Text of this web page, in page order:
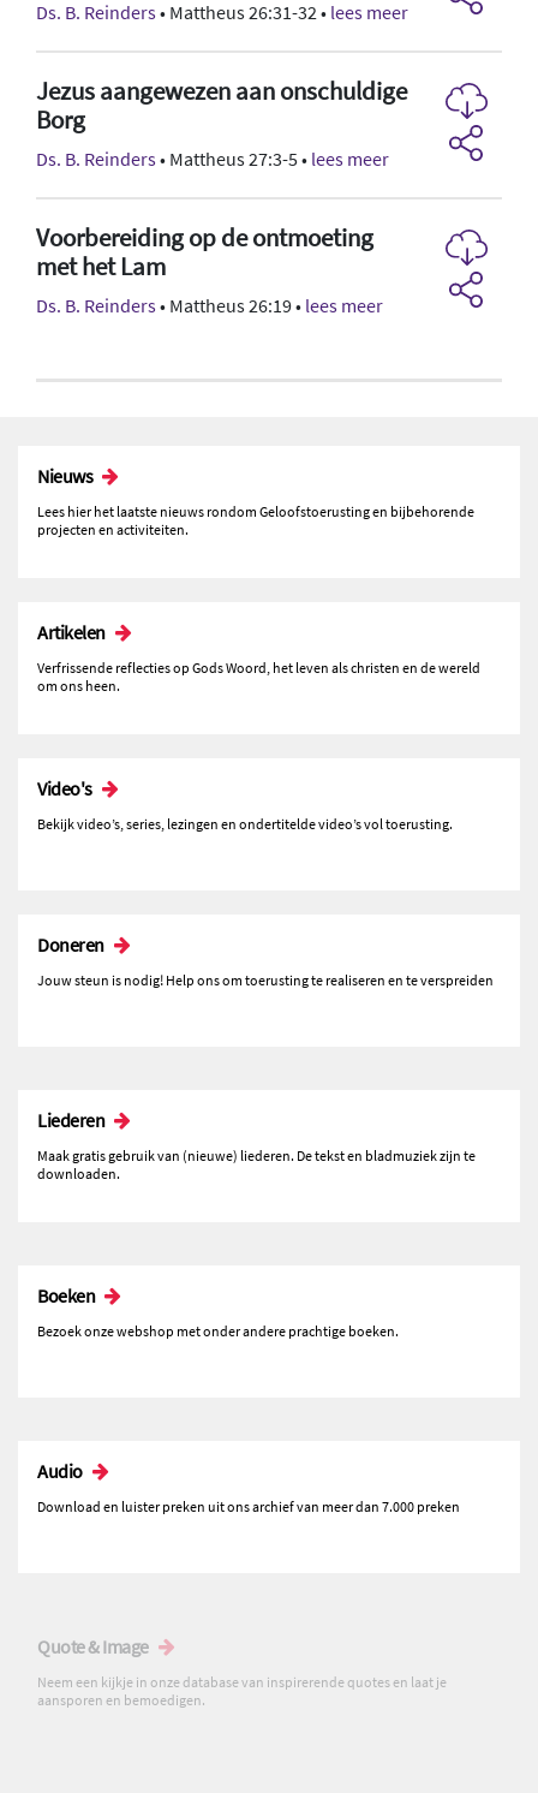
Ds. B. Reinders• Mattheus 26:31-32 • lees meer
Jezus aangewezen aan onschuldige
Borg
Ds. B. Reinders• Mattheus 27:3-5 • lees meer
Voorbereiding op de ontmoeting
met het Lam
Ds. B. Reinders• Mattheus 26:19 • lees meer
Nieuws
Lees hier het laatste nieuws rondom Geloofstoerusting en bijbehorende
projecten en activiteiten.
Artikelen
Verfrissende reflecties op Gods Woord, het leven als christen en de wereld
om ons heen.
Video's
Bekijk video’s, series, lezingen en ondertitelde video’s vol toerusting.
Doneren
Jouw steun is nodig! Help ons om toerusting te realiseren en te verspreiden
Liederen
Maak gratis gebruik van (nieuwe) liederen. De tekst en bladmuziek zijn te
downloaden.
Boeken
Bezoek onze webshop met onder andere prachtige boeken.
Audio
Download en luister preken uit ons archief van meer dan 7.000 preken
Quote & Image
Neem een kijkje in onze database van inspirerende quotes en laat je
aansporen en bemoedigen.